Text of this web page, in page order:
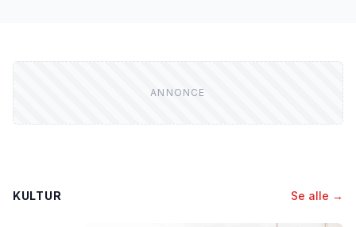
KULTUR Se alle →